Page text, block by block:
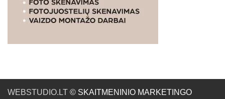
WEBSTUDIO.LT © SKAITMENINIO MARKETINGO